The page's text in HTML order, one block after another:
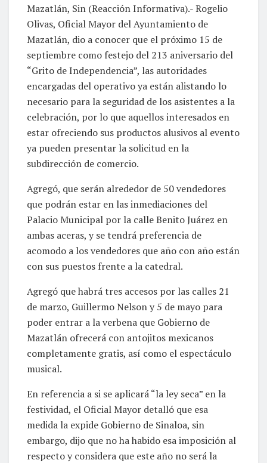
Mazatlán, Sin (Reacción Informativa).- Rogelio
Olivas, Oficial Mayor del Ayuntamiento de
Mazatlán, dio a conocer que el próximo 15 de
septiembre como festejo del 213 aniversario del
“Grito de Independencia”, las autoridades
encargadas del operativo ya están alistando lo
necesario para la seguridad de los asistentes a la
celebración, por lo que aquellos interesados en
estar ofreciendo sus productos alusivos al evento
ya pueden presentar la solicitud en la
subdirección de comercio.
Agregó, que serán alrededor de 50 vendedores
que podrán estar en las inmediaciones del
Palacio Municipal por la calle Benito Juárez en
ambas aceras, y se tendrá preferencia de
acomodo a los vendedores que año con año están
con sus puestos frente a la catedral.
Agregó que habrá tres accesos por las calles 21
de marzo, Guillermo Nelson y 5 de mayo para
poder entrar a la verbena que Gobierno de
Mazatlán ofrecerá con antojitos mexicanos
completamente gratis, así como el espectáculo
musical.
En referencia a si se aplicará “la ley seca” en la
festividad, el Oficial Mayor detalló que esa
medida la expide Gobierno de Sinaloa, sin
embargo, dijo que no ha habido esa imposición al
respecto y considera que este año no será la